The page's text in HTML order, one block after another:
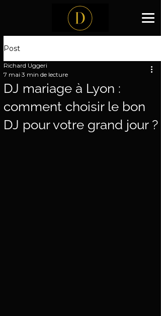
Post
DJ mariage à Lyon :
comment choisir le bon
DJ pour votre grand jour ?
Richard Uggeri
7 mai 3 min de lecture